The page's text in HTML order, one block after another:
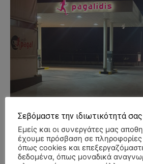
Σεβόμαστε την ιδιωτικότητά σας
Εμείς και οι συνεργάτες μας
έχουμε πρόσβαση σε
όπως cookies και
δεδομένα, όπως μοναδικά